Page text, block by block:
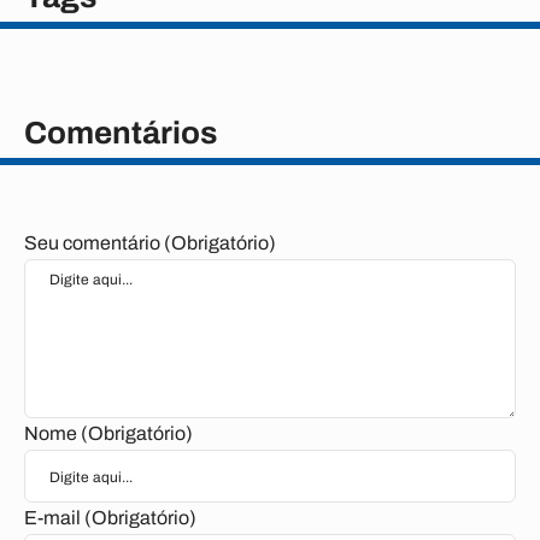
Comentários
Seu comentário (Obrigatório)
Nome (Obrigatório)
E-mail (Obrigatório)